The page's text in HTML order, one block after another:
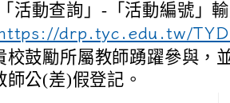
「活動查詢」-「活動編號」
drp.tyc.edu.tw/
校鼓勵所屬教師踴躍參與，
師公(差)假登記。